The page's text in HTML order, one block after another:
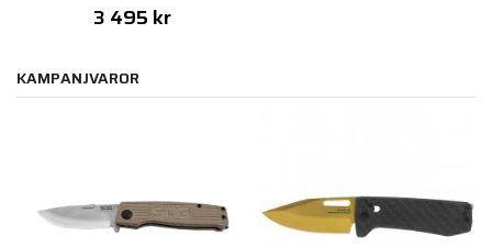
3 495 kr
KAMPANJVAROR